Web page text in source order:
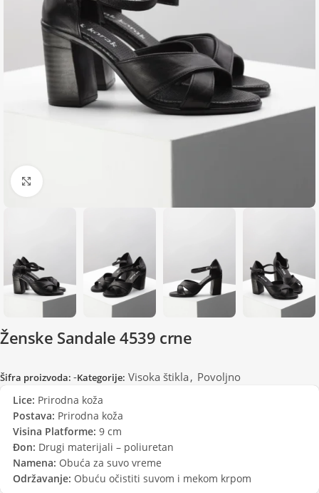
Ženske Sandale 4539 crne
Šifra proizvoda: -Kategorije: Visoka štikla , Povoljno
Lice: Prirodna koža
Postava: Prirodna koža
Visina Platforme: 9 cm
Đon: Drugi materijali – poliuretan
Namena: Obuća za suvo vreme
Održavanje: Obuću očistiti suvom i mekom krpom